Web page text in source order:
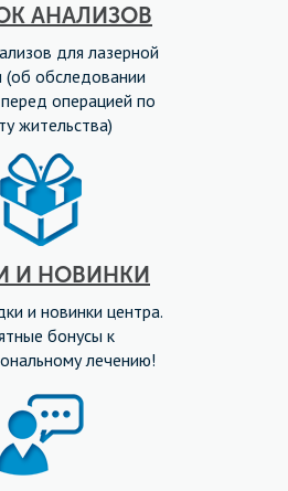
АНАЛИЗОВ
для лазерной
(об обследовании
операцией по
жительства)
И НОВИНКИ
и новинки центра.
бонусы к
лечению!